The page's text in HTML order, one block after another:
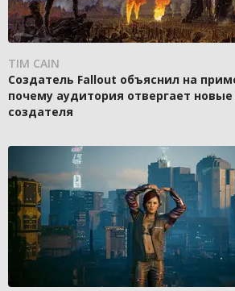
TIM CAIN
Создатель Fallout объяснил на
почему аудитория отвергает
создателя